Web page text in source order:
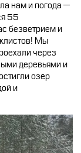
нам и погода —
55
безветрием и
Мы
через
деревьями и
озёр
и